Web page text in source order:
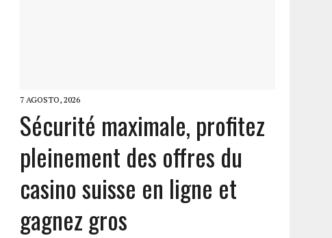
7 AGOSTO, 2026
Sécurité maximale, profitez
pleinement des offres du
casino suisse en ligne et
gagnez gros